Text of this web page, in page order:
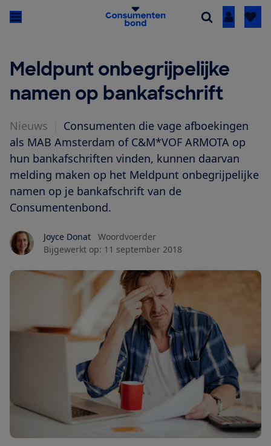
Inloggen
Meldpunt onbegrijpelijke
namen op bankafschrift
Nieuws
Consumenten die vage afboekingen
als MAB Amsterdam of C&M*VOF ARMOTA op
hun bankafschriften vinden, kunnen daarvan
melding maken op het Meldpunt onbegrijpelijke
namen op je bankafschrift van de
Consumentenbond.
Joyce Donat
Woordvoerder
Bijgewerkt op: 11 september 2018